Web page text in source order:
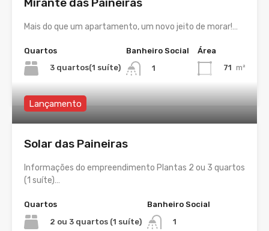
Mais do que um apartamento, um novo jeito de morar!…
Quartos
3 quartos(1 suíte)
Banheiro Social
1
Área
71 m²
Lançamento
Solar das Paineiras
Informações do empreendimento Plantas 2 ou 3 quartos
(1 suíte)…
Quartos
2 ou 3 quartos (1 suíte)
Banheiro Social
1